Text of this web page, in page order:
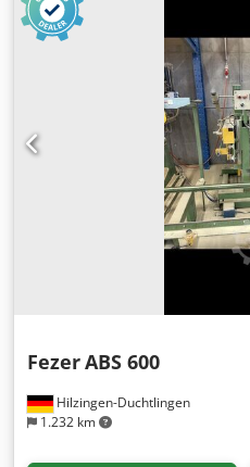
Hilzingen-Duchtlingen
1.232 km
FezerABS 600